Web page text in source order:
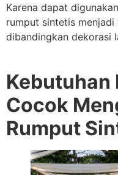
Karena dapat
rumput sintetis
dibandingkan dekorasi
Kebutuhan
Cocok
Rumput